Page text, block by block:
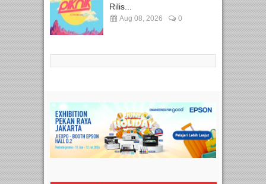
Rilis...
Aug 08, 2026 0